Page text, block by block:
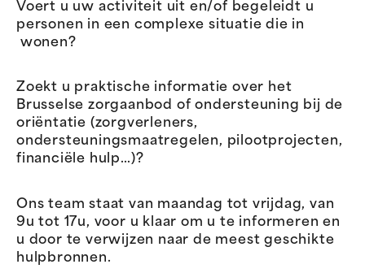
Voert u uw activiteit uit en/of begeleidt u
personen in een complexe situatie die in
wonen?
Zoekt u praktische informatie over het
Brusselse zorgaanbod of ondersteuning bij de
oriëntatie (zorgverleners,
ondersteuningsmaatregelen, pilootprojecten,
financiële hulp…)?
Ons team staat van maandag tot vrijdag, van
9u tot 17u, voor u klaar om u te informeren en
u door te verwijzen naar de meest geschikte
hulpbronnen.